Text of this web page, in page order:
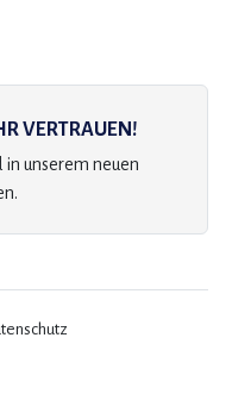
VERTRAUEN!
unserem neuen